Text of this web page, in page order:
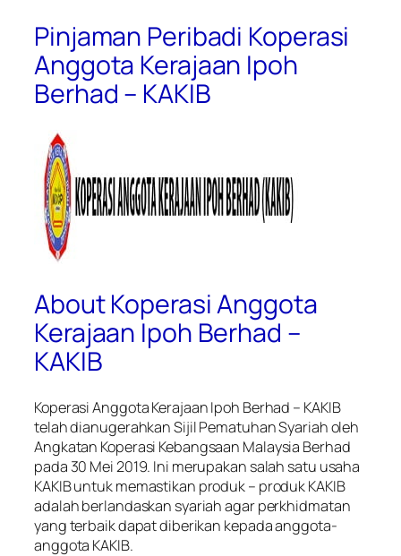
Pinjaman Peribadi Koperasi
Anggota Kerajaan Ipoh
Berhad – KAKIB
About Koperasi Anggota
Kerajaan Ipoh Berhad –
KAKIB
Koperasi Anggota Kerajaan Ipoh Berhad – KAKIB
telah dianugerahkan Sijil Pematuhan Syariah oleh
Angkatan Koperasi Kebangsaan Malaysia Berhad
pada 30 Mei 2019. Ini merupakan salah satu usaha
KAKIB untuk memastikan produk – produk KAKIB
adalah berlandaskan syariah agar perkhidmatan
yang terbaik dapat diberikan kepada anggota-
anggota KAKIB.